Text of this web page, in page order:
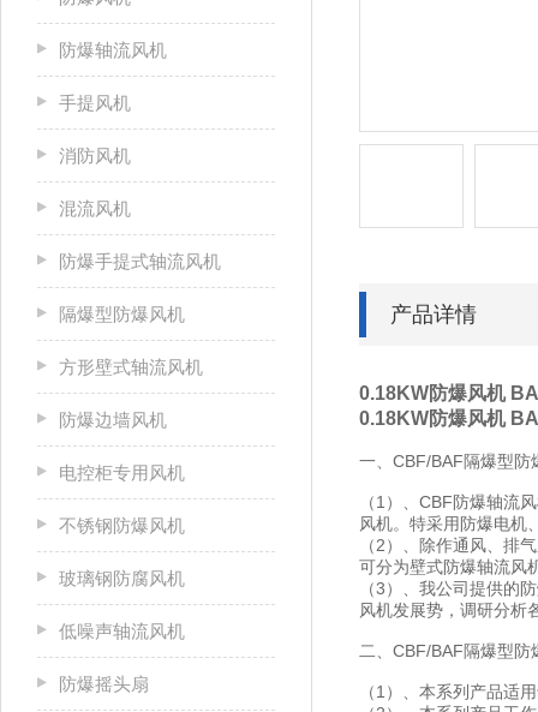
防爆轴流风机
手提风机
消防风机
混流风机
防爆手提式轴流风机
隔爆型防爆风机
方形壁式轴流风机
防爆边墙风机
电控柜专用风机
不锈钢防爆风机
玻璃钢防腐风机
低噪声轴流风机
防爆摇头扇
产品详情
0.18KW防爆风机
0.18KW防爆风机
一、CBF/BAF隔爆型防
（1）、CBF防爆轴流
风机。特采用防爆电机
（2）、除作通风、排
可分为壁式防爆轴流风
（3）、我公司提供的
风机发展势，调研分析
二、CBF/BAF隔爆型
（1）、本系列产品适